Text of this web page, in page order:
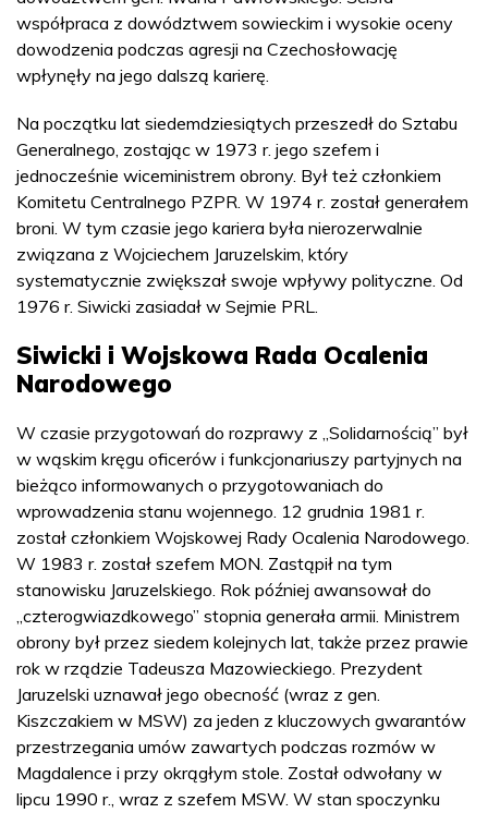
współpraca z dowództwem sowieckim i wysokie oceny
dowodzenia podczas agresji na Czechosłowację
wpłynęły na jego dalszą karierę.
Na początku lat siedemdziesiątych przeszedł do Sztabu
Generalnego, zostając w 1973 r. jego szefem i
jednocześnie wiceministrem obrony. Był też członkiem
Komitetu Centralnego PZPR. W 1974 r. został generałem
broni. W tym czasie jego kariera była nierozerwalnie
związana z Wojciechem Jaruzelskim, który
systematycznie zwiększał swoje wpływy polityczne. Od
1976 r. Siwicki zasiadał w Sejmie PRL.
Siwicki i Wojskowa Rada Ocalenia
Narodowego
W czasie przygotowań do rozprawy z „Solidarnością” był
w wąskim kręgu oficerów i funkcjonariuszy partyjnych na
bieżąco informowanych o przygotowaniach do
wprowadzenia stanu wojennego. 12 grudnia 1981 r.
został członkiem Wojskowej Rady Ocalenia Narodowego.
W 1983 r. został szefem MON. Zastąpił na tym
stanowisku Jaruzelskiego. Rok później awansował do
„czterogwiazdkowego” stopnia generała armii. Ministrem
obrony był przez siedem kolejnych lat, także przez prawie
rok w rządzie Tadeusza Mazowieckiego. Prezydent
Jaruzelski uznawał jego obecność (wraz z gen.
Kiszczakiem w MSW) za jeden z kluczowych gwarantów
przestrzegania umów zawartych podczas rozmów w
Magdalence i przy okrągłym stole. Został odwołany w
lipcu 1990 r., wraz z szefem MSW. W stan spoczynku